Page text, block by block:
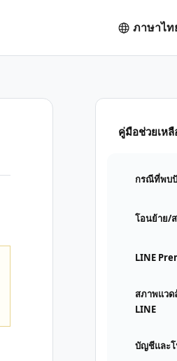
ภาษาไท
คู่มือช่วยเหลื
กรณีที่พบ
โอนย้าย/
LINE
สภาพแวด
LINE
บัญชีและโ